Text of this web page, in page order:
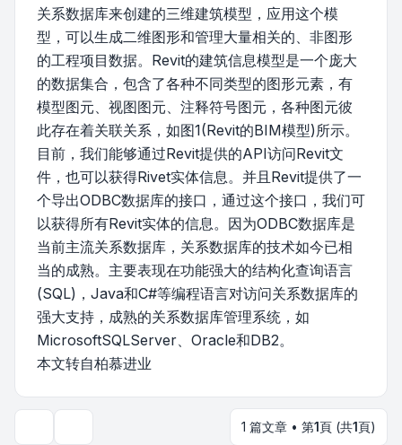
关系数据库来创建的三维建筑模型，应用这个模
型，可以生成二维图形和管理大量相关的、非图形
的工程项目数据。Revit的建筑信息模型是一个庞大
的数据集合，包含了各种不同类型的图形元素，有
模型图元、视图图元、注释符号图元，各种图元彼
此存在着关联关系，如图1(Revit的BIM模型)所示。
目前，我们能够通过Revit提供的API访问Revit文
件，也可以获得Rivet实体信息。并且Revit提供了一
个导出ODBC数据库的接口，通过这个接口，我们可
以获得所有Revit实体的信息。因为ODBC数据库是
当前主流关系数据库，关系数据库的技术如今已相
当的成熟。主要表现在功能强大的结构化查询语言
(SQL)，Java和C#等编程语言对访问关系数据库的
强大支持，成熟的关系数据库管理系统，如
MicrosoftSQLServer、Oracle和DB2。
本文转自柏慕进业
1 篇文章 • 第1頁 (共1頁)